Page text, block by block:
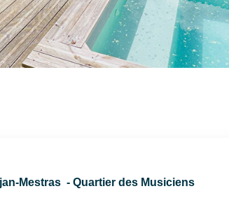
Mestras - Quartier des Musiciens